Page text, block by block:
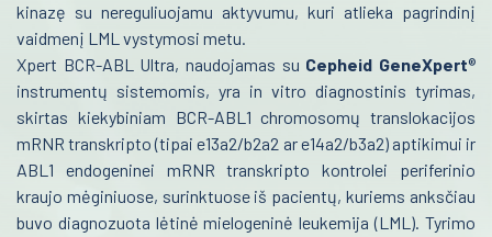
Radiologija
Urologija
Genetika
Preanalitika
Reabilitacija
Kardiologija
Psichiatrija
Neurologija
Retos ligos
Radiologija
kinazę su nereguliuojamu aktyvumu, kuri atlieka pagrindinį
vaidmenį LML vystymosi metu.
Xpert BCR-ABL Ultra, naudojamas su Cepheid GeneXpert®
instrumentų sistemomis, yra in vitro diagnostinis tyrimas,
skirtas kiekybiniam BCR-ABL1 chromosomų translokacijos
mRNR transkripto (tipai e13a2/b2a2 ar e14a2/b3a2) aptikimui ir
ABL1 endogeninei mRNR transkripto kontrolei periferinio
kraujo mėginiuose, surinktuose iš pacientų, kuriems anksčiau
buvo diagnozuota lėtinė mielogeninė leukemija (LML). Tyrimo